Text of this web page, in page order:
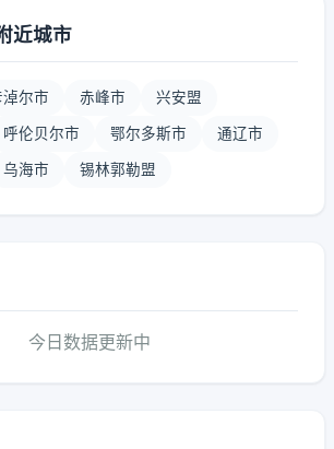
近城市
淖尔市 赤峰市 兴安盟
呼伦贝尔市 鄂尔多斯市 通辽市
乌海市 锡林郭勒盟
今日数据更新中